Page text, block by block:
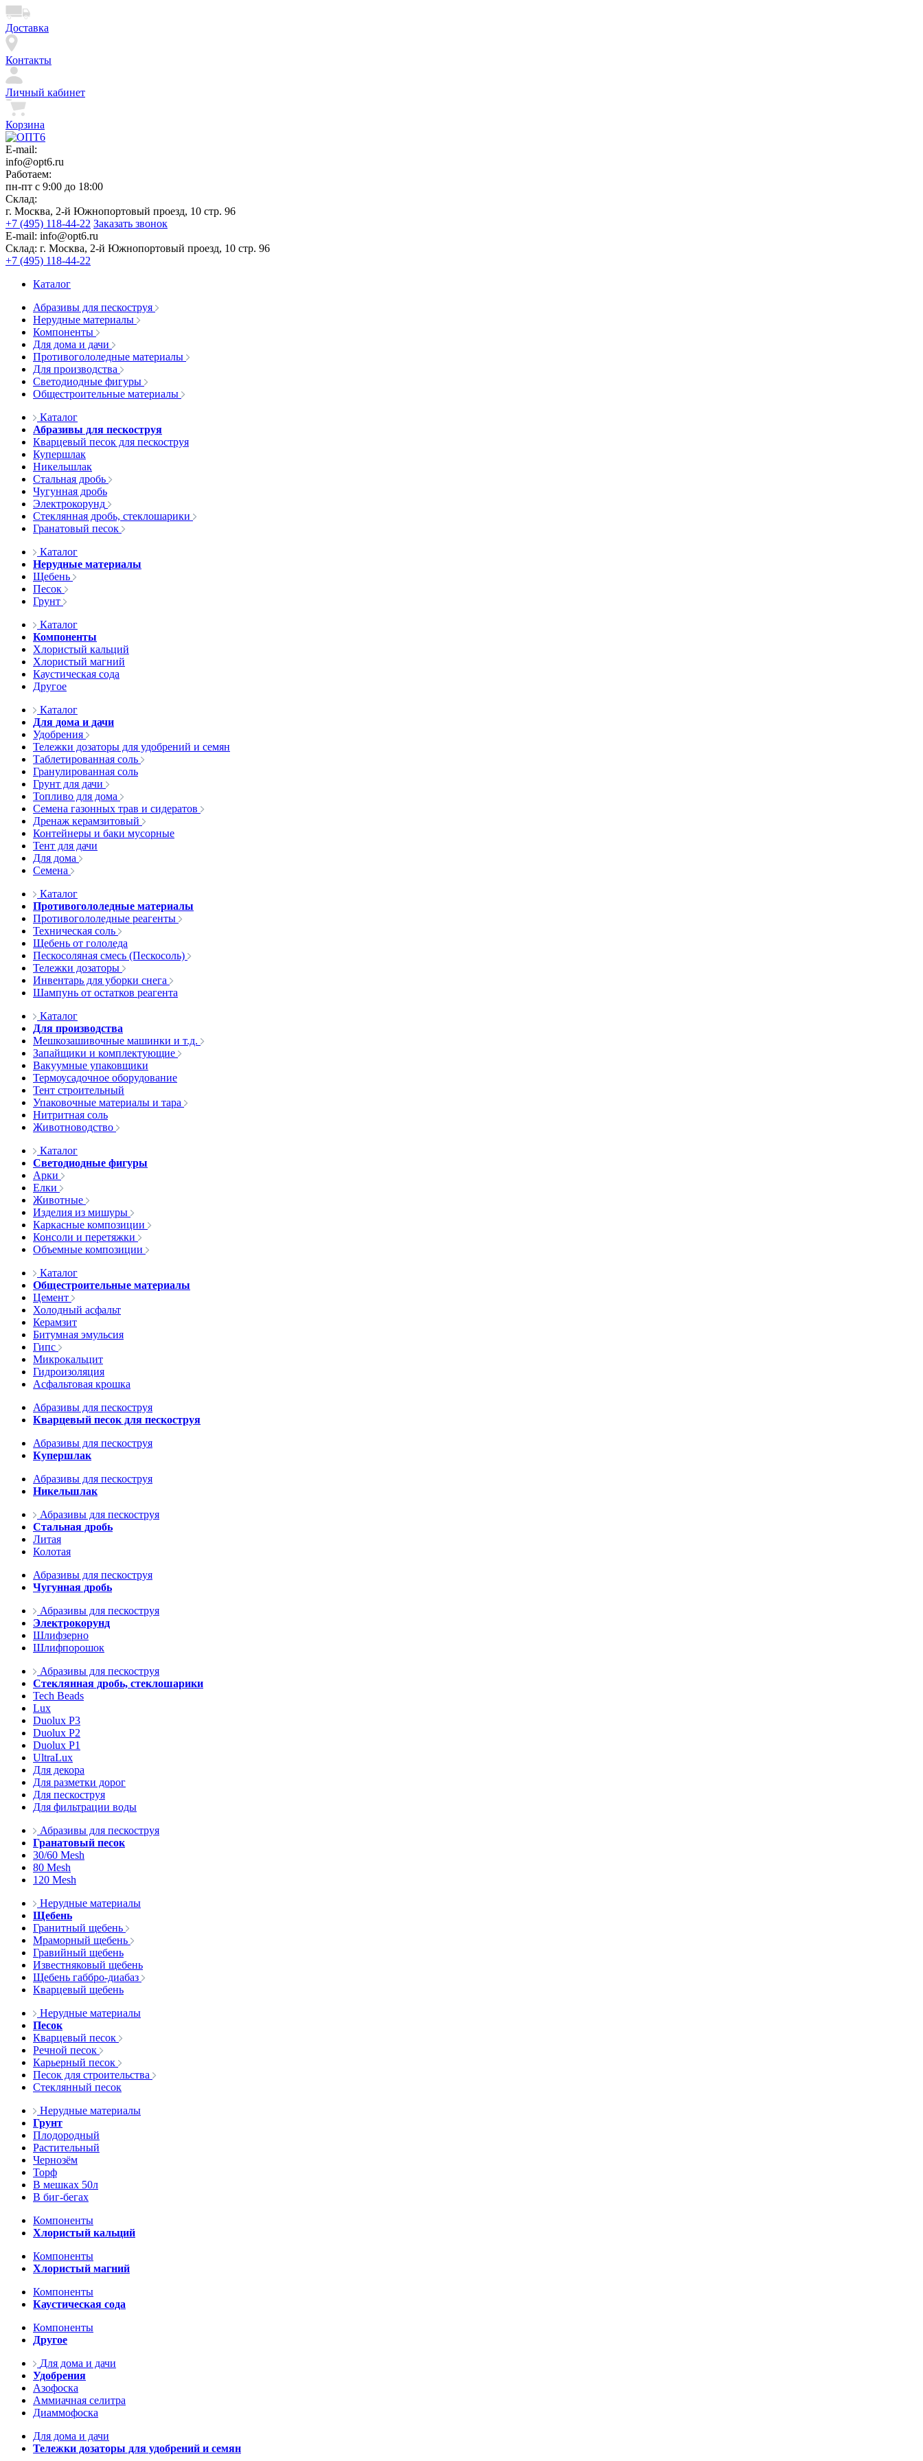
Доставка
Контакты
Личный кабинет
Корзина
E-mail:
info@opt6.ru
Работаем:
пн-пт с 9:00 до 18:00
Склад:
г. Москва, 2-й Южнопортовый проезд, 10 стр. 96
+7 (495) 118-44-22 Заказать звонок
E-mail: info@opt6.ru
Склад: г. Москва, 2-й Южнопортовый проезд, 10 стр. 96
+7 (495) 118-44-22
Каталог
Абразивы для пескоструя
Нерудные материалы
Компоненты
Для дома и дачи
Противогололедные материалы
Для производства
Светодиодные фигуры
Общестроительные материалы
Каталог
Абразивы для пескоструя
Кварцевый песок для пескоструя
Купершлак
Никельшлак
Стальная дробь
Чугунная дробь
Электрокорунд
Стеклянная дробь, стеклошарики
Гранатовый песок
Каталог
Нерудные материалы
Щебень
Песок
Грунт
Каталог
Компоненты
Хлористый кальций
Хлористый магний
Каустическая сода
Другое
Каталог
Для дома и дачи
Удобрения
Тележки дозаторы для удобрений и семян
Таблетированная соль
Гранулированная соль
Грунт для дачи
Топливо для дома
Семена газонных трав и сидератов
Дренаж керамзитовый
Контейнеры и баки мусорные
Тент для дачи
Для дома
Семена
Каталог
Противогололедные материалы
Противогололедные реагенты
Техническая соль
Щебень от гололеда
Пескосоляная смесь (Пескосоль)
Тележки дозаторы
Инвентарь для уборки снега
Шампунь от остатков реагента
Каталог
Для производства
Мешкозашивочные машинки и т.д.
Запайщики и комплектующие
Вакуумные упаковщики
Термоусадочное оборудование
Тент строительный
Упаковочные материалы и тара
Нитритная соль
Животноводство
Каталог
Светодиодные фигуры
Арки
Елки
Животные
Изделия из мишуры
Каркасные композиции
Консоли и перетяжки
Объемные композиции
Каталог
Общестроительные материалы
Цемент
Холодный асфальт
Керамзит
Битумная эмульсия
Гипс
Микрокальцит
Гидроизоляция
Асфальтовая крошка
Абразивы для пескоструя
Кварцевый песок для пескоструя
Абразивы для пескоструя
Купершлак
Абразивы для пескоструя
Никельшлак
Абразивы для пескоструя
Стальная дробь
Литая
Колотая
Абразивы для пескоструя
Чугунная дробь
Абразивы для пескоструя
Электрокорунд
Шлифзерно
Шлифпорошок
Абразивы для пескоструя
Стеклянная дробь, стеклошарики
Tech Beads
Lux
Duolux P3
Duolux P2
Duolux P1
UltraLux
Для декора
Для разметки дорог
Для пескоструя
Для фильтрации воды
Абразивы для пескоструя
Гранатовый песок
30/60 Mesh
80 Mesh
120 Mesh
Нерудные материалы
Щебень
Гранитный щебень
Мраморный щебень
Гравийный щебень
Известняковый щебень
Щебень габбро-диабаз
Кварцевый щебень
Нерудные материалы
Песок
Кварцевый песок
Речной песок
Карьерный песок
Песок для строительства
Стеклянный песок
Нерудные материалы
Грунт
Плодородный
Растительный
Чернозём
Торф
В мешках 50л
В биг-бегах
Компоненты
Хлористый кальций
Компоненты
Хлористый магний
Компоненты
Каустическая сода
Компоненты
Другое
Для дома и дачи
Удобрения
Азофоска
Аммиачная селитра
Диаммофоска
Для дома и дачи
Тележки дозаторы для удобрений и семян